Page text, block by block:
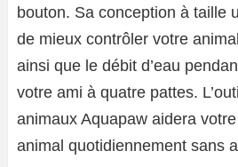
bouton. Sa conception à taille
de mieux contrôler votre
ainsi que le débit d’eau
votre ami à quatre pattes.
animaux Aquapaw aidera
animal quotidiennement sans